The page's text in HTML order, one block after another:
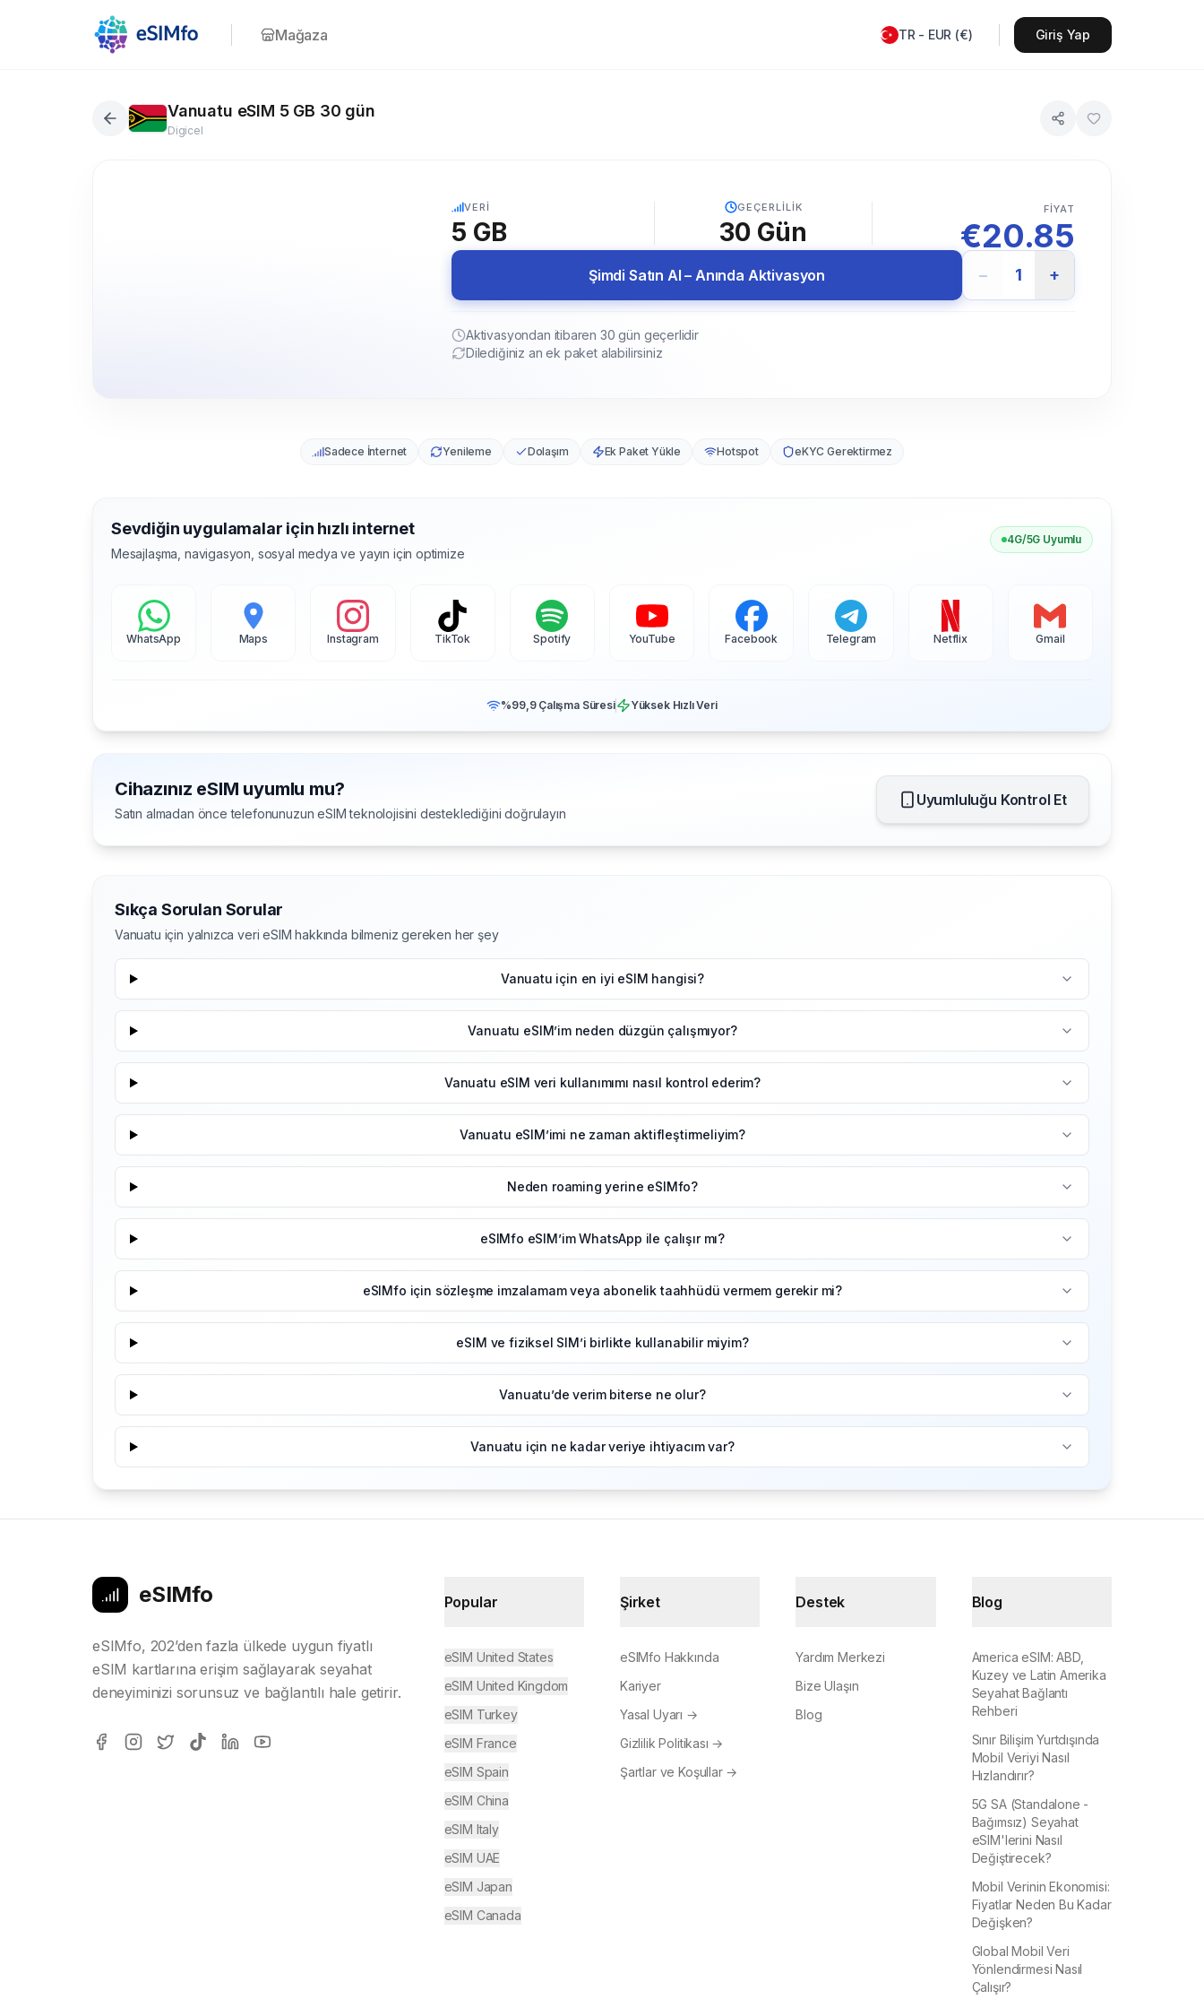
Mağaza TR - EUR (€) Giriş Yap
Vanuatu eSIM 5 GB 30 gün
Digicel
VERI
5 GB
GEÇERLILIK
30 Gün
FIYAT
€20.85
Şimdi Satın Al – Anında Aktivasyon − 1 +
Aktivasyondan itibaren 30 gün geçerlidir
Dilediğiniz an ek paket alabilirsiniz
Sadece İnternet Yenileme Dolaşım Ek Paket Yükle Hotspot eKYC Gerektirmez
Sevdiğin uygulamalar için hızlı internet
Mesajlaşma, navigasyon, sosyal medya ve yayın için optimize
4G/5G Uyumlu
WhatsApp Maps Instagram TikTok Spotify YouTube Facebook Telegram Netflix Gmail
%99,9 Çalışma Süresi Yüksek Hızlı Veri
Cihazınız eSIM uyumlu mu?
Satın almadan önce telefonunuzun eSIM teknolojisini desteklediğini doğrulayın
Uyumluluğu Kontrol Et
Sıkça Sorulan Sorular
Vanuatu için yalnızca veri eSIM hakkında bilmeniz gereken her şey
Vanuatu için en iyi eSIM hangisi?
Vanuatu eSIM’im neden düzgün çalışmıyor?
Vanuatu eSIM veri kullanımımı nasıl kontrol ederim?
Vanuatu eSIM’imi ne zaman aktifleştirmeliyim?
Neden roaming yerine eSIMfo?
eSIMfo eSIM’im WhatsApp ile çalışır mı?
eSIMfo için sözleşme imzalamam veya abonelik taahhüdü vermem gerekir mi?
eSIM ve fiziksel SIM’i birlikte kullanabilir miyim?
Vanuatu’de verim biterse ne olur?
Vanuatu için ne kadar veriye ihtiyacım var?
eSIMfo
eSIMfo, 202’den fazla ülkede uygun fiyatlı
eSIM kartlarına erişim sağlayarak seyahat
deneyiminizi sorunsuz ve bağlantılı hale getirir.
Popular
eSIM United States
eSIM United Kingdom
eSIM Turkey
eSIM France
eSIM Spain
eSIM China
eSIM Italy
eSIM UAE
eSIM Japan
eSIM Canada
Şirket
eSIMfo Hakkında
Kariyer
Yasal Uyarı →
Gizlilik Politikası →
Şartlar ve Koşullar→
Destek
Yardım Merkezi
Bize Ulaşın
Blog
Blog
America eSIM: ABD,
Kuzey ve Latin Amerika
Seyahat Bağlantı
Rehberi
Sınır Bilişim Yurtdışında
Mobil Veriyi Nasıl
Hızlandırır?
5G SA (Standalone -
Bağımsız) Seyahat
eSIM'lerini Nasıl
Değiştirecek?
Mobil Verinin Ekonomisi:
Fiyatlar Neden Bu Kadar
Değişken?
Global Mobil Veri
Yönlendirmesi Nasıl
Çalışır?